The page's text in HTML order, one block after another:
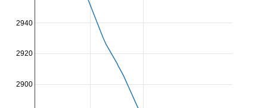
2900
2920
2940